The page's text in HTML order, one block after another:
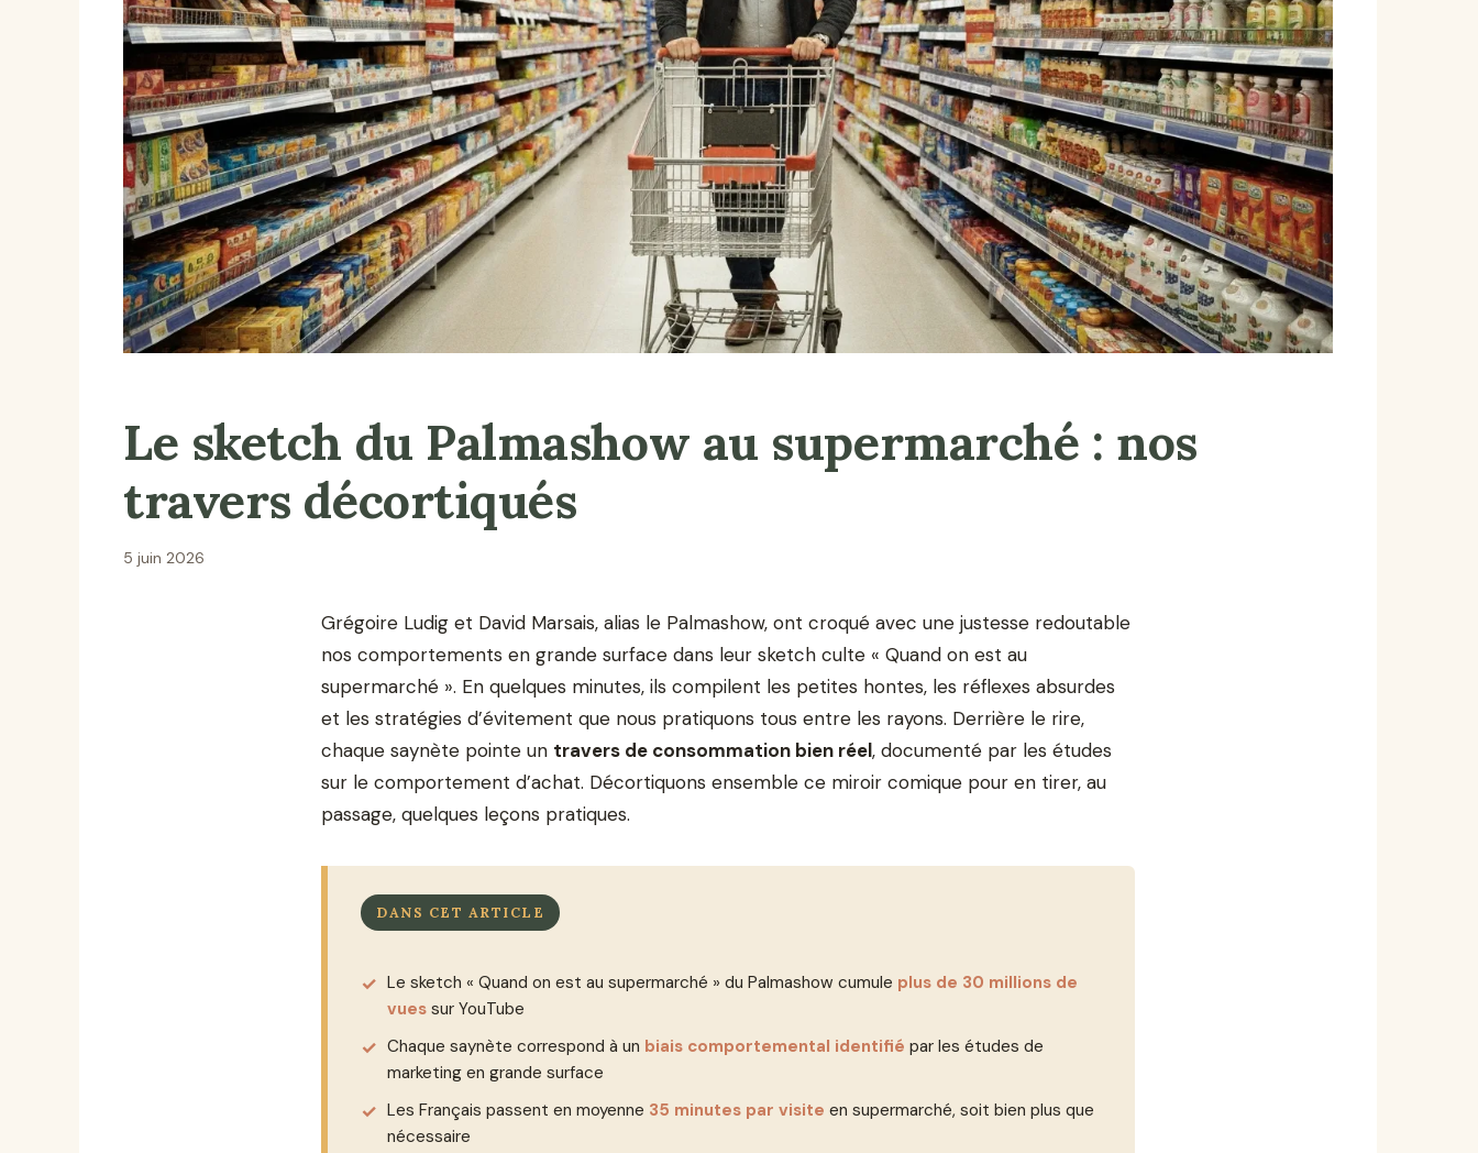
Le sketch du Palmashow au supermarché : nos
travers décortiqués
5 juin 2026
Grégoire Ludig et David Marsais, alias le Palmashow, ont croqué avec une justesse redoutable
nos comportements en grande surface dans leur sketch culte « Quand on est au
supermarché ». En quelques minutes, ils compilent les petites hontes, les réflexes absurdes
et les stratégies d’évitement que nous pratiquons tous entre les rayons. Derrière le rire,
chaque saynète pointe un travers de consommation bien réel, documenté par les études
sur le comportement d’achat. Décortiquons ensemble ce miroir comique pour en tirer, au
passage, quelques leçons pratiques.
DANS CET ARTICLE
Le sketch « Quand on est au supermarché » du Palmashow cumule plus de 30 millions de
vues sur YouTube
Chaque saynète correspond à un biais comportemental identifié par les études de
marketing en grande surface
Les Français passent en moyenne 35 minutes par visite en supermarché, soit bien plus que
nécessaire